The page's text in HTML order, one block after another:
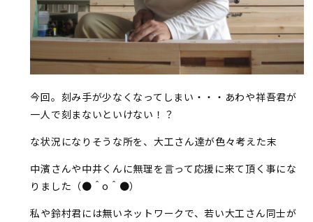
今回。刻み手が少なくなってしまい・・・あわや祥吾君が
一人で刻まないといけない！？
な状況になりそうな所を、大工さん達が色々考えた末
中濱さんや中井くんに無理を言って応援に来て頂く事にな
りました（●＾o＾●）
私や鈴村君には無いネットワークで、若い大工さん同士が